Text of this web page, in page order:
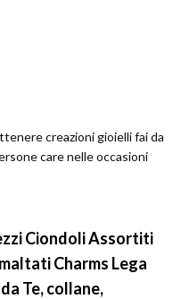
creazioni gioielli fai da
care nelle occasioni
Ciondoli Assortiti
Charms Lega
Te, collane,